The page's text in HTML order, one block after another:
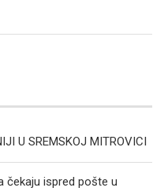
U SREMSKOJ MITROVICI
čekaju ispred pošte u